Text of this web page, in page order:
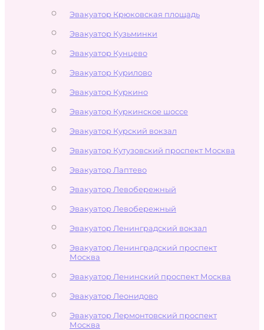
Эвакуатор Крюковская площадь
Эвакуатор Кузьминки
Эвакуатор Кунцево
Эвакуатор Курилово
Эвакуатор Куркино
Эвакуатор Куркинское шоссе
Эвакуатор Курский вокзал
Эвакуатор Кутузовский проспект Москва
Эвакуатор Лаптево
Эвакуатор Левобережный
Эвакуатор Левобережный
Эвакуатор Ленинградский вокзал
Эвакуатор Ленинградский проспект
Москва
Эвакуатор Ленинский проспект Москва
Эвакуатор Леонидово
Эвакуатор Лермонтовский проспект
Москва